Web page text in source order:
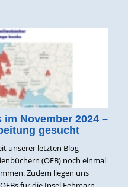
November 2024 –
gesucht
unserer letzten Blog-
(OFB) noch einmal
Zudem liegen uns